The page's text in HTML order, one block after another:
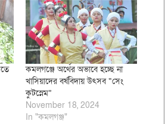
কমলগঞ্জে অর্থের অভাবে হচ্ছে না
খাসিয়াদের বর্ষবিদায় উৎসব “সেং
কুটস্নেম”
November 18, 2024
In "কমলগঞ্জ"